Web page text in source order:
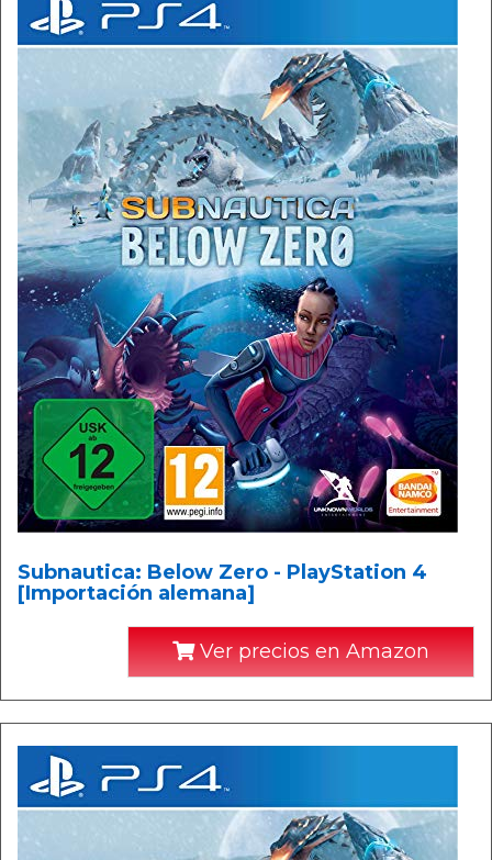
Subnautica: Below Zero - PlayStation 4
[Importación alemana]
Ver precios en Amazon